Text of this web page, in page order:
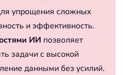
упрощения сложных
и эффективность.
ИИ позволяет
задачи с высокой
данными без усилий.